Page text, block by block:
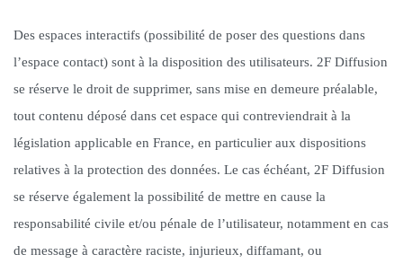
Des espaces interactifs (possibilité de poser des questions dans
l’espace contact) sont à la disposition des utilisateurs. 2F Diffusion
se réserve le droit de supprimer, sans mise en demeure préalable,
tout contenu déposé dans cet espace qui contreviendrait à la
législation applicable en France, en particulier aux dispositions
relatives à la protection des données. Le cas échéant, 2F Diffusion
se réserve également la possibilité de mettre en cause la
responsabilité civile et/ou pénale de l’utilisateur, notamment en cas
de message à caractère raciste, injurieux, diffamant, ou